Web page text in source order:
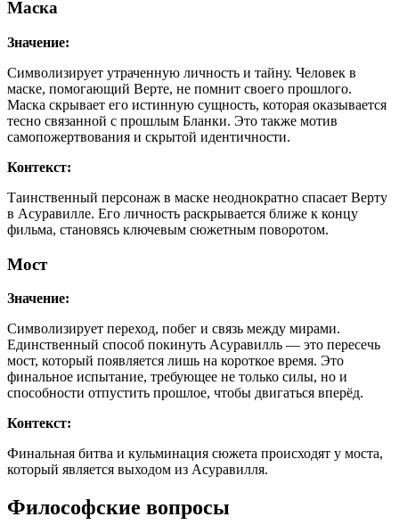
Маска
Значение:
Символизирует утраченную личность и тайну. Человек в
маске, помогающий Верте, не помнит своего прошлого.
Маска скрывает его истинную сущность, которая оказывается
тесно связанной с прошлым Бланки. Это также мотив
самопожертвования и скрытой идентичности.
Контекст:
Таинственный персонаж в маске неоднократно спасает Верту
в Асуравилле. Его личность раскрывается ближе к концу
фильма, становясь ключевым сюжетным поворотом.
Мост
Значение:
Символизирует переход, побег и связь между мирами.
Единственный способ покинуть Асуравилль — это пересечь
мост, который появляется лишь на короткое время. Это
финальное испытание, требующее не только силы, но и
способности отпустить прошлое, чтобы двигаться вперёд.
Контекст:
Финальная битва и кульминация сюжета происходят у моста,
который является выходом из Асуравилля.
Философские вопросы